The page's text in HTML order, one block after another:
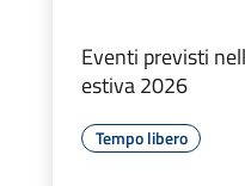
Eventi previsti
estiva 2026
Tempo libero